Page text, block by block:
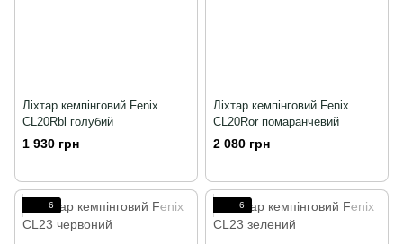
Ліхтар кемпінговий Fenix
CL20Rbl голубий
1 930 грн
Ліхтар кемпінговий Fenix
CL20Ror помаранчевий
2 080 грн
6 6